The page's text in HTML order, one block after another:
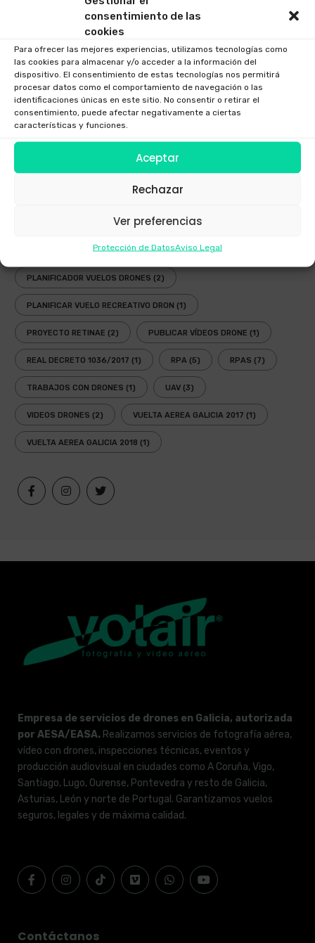
consentimiento de las
cookies
Para ofrecer las mejores experiencias, utilizamos tecnologías como
las cookies para almacenar y/o acceder a la información del
dispositivo. El consentimiento de estas tecnologías nos permitirá
procesar datos como el comportamiento de navegación o las
identificaciones únicas en este sitio. No consentir o retirar el
consentimiento, puede afectar negativamente a ciertas
características y funciones.
Aceptar
Rechazar
Ver preferencias
Protección de DatosAviso Legal
DRONES 2017
EMPRESA DRONES(1)
FESTIVAL AEREO FOTOGRAFIAS DRONE
GAFAS DRONES(1) GAFAS FPV(1)
GAFAS INMERSIVAS (1) GALICIA(3) GOGGLES
LEY(2) LEY DRONES(3) LEY DRONES 2018(1)
OPERADOR AESA
(3) PLANIFICADOR ENAIRE DRONES
PLANIFICADOR OPERACIONES DRONES(1)
PLANIFICADOR VUELOS DRONES (2)
PLANIFICAR VUELO RECREATIVO DRON (1)
PROYECTO RETINAE (2) PUBLICAR VÍDEOS DRONE (1)
REAL DECRETO 1036/2017 (1) RPA (5) RPAS (7)
TRABAJOS CON DRONES (1) UAV (3)
VIDEOS DRONES (2) VUELTA AEREA GALICIA 2017 (1)
VUELTA AEREA GALICIA 2018 (1)
Empresa de servicios de drones en Galicia, autorizada
por AESA/EASA. Realizamos servicios de fotografía aérea,
vídeo con drones, inspecciones técnicas, eventos y
producción audiovisual en ciudades como A Coruña, Vigo,
Santiago, Lugo, Ourense, Pontevedra y resto de Galicia,
Asturias, León y norte de Portugal. Garantizamos vuelos
seguros, legales y de máxima calidad.
Contáctanos